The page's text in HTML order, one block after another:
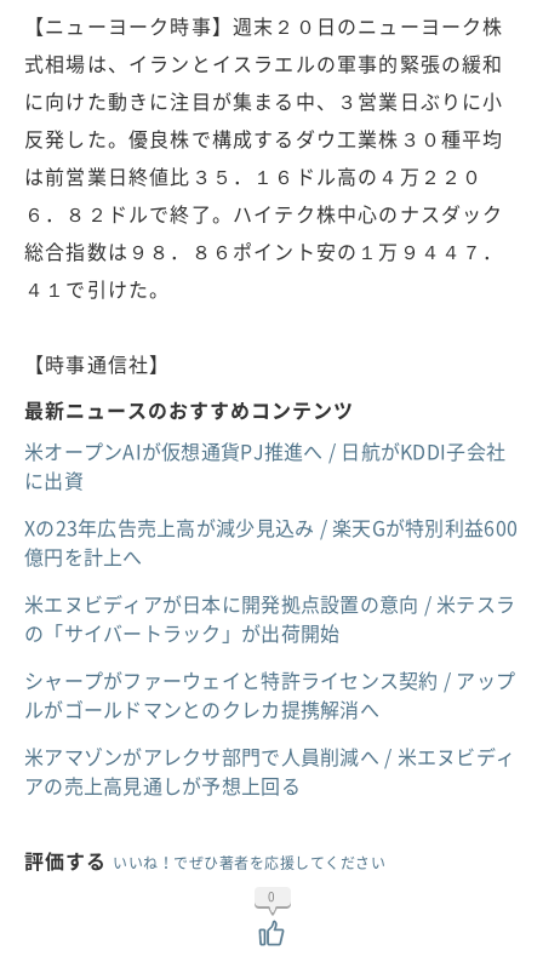
【ニューヨーク時事】週末２０日のニューヨーク株
式相場は、イランとイスラエルの軍事的緊張の緩和
に向けた動きに注目が集まる中、３営業日ぶりに小
反発した。優良株で構成するダウ工業株３０種平均
は前営業日終値比３５．１６ドル高の４万２２０
６．８２ドルで終了。ハイテク株中心のナスダック
総合指数は９８．８６ポイント安の１万９４４７．
４１で引けた。
【時事通信社】
最新ニュースのおすすめコンテンツ
米オープンAIが仮想通貨PJ推進へ / 日航がKDDI子会社
に出資
Xの23年広告売上高が減少見込み / 楽天Gが特別利益600
億円を計上へ
米エヌビディアが日本に開発拠点設置の意向 / 米テスラ
の「サイバートラック」が出荷開始
シャープがファーウェイと特許ライセンス契約 / アップ
ルがゴールドマンとのクレカ提携解消へ
米アマゾンがアレクサ部門で人員削減へ / 米エヌビディ
アの売上高見通しが予想上回る
評価する いいね！でぜひ著者を応援してください
0